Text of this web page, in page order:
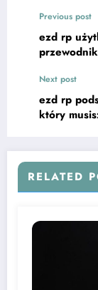
Previous post
ezd rp
Next post
ezd rp
który
RELATED